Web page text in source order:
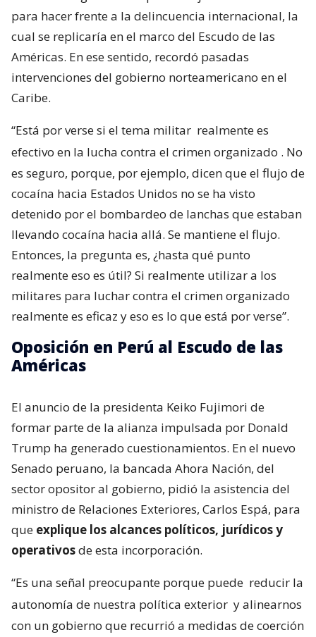
para hacer frente a la delincuencia internacional, la
cual se replicaría en el marco del Escudo de las
Américas. En ese sentido, recordó pasadas
intervenciones del gobierno norteamericano en el
Caribe.
“Está por verse si el tema militar realmente es
efectivo en la lucha contra el crimen organizado . No
es seguro, porque, por ejemplo, dicen que el flujo de
cocaína hacia Estados Unidos no se ha visto
detenido por el bombardeo de lanchas que estaban
llevando cocaína hacia allá. Se mantiene el flujo.
Entonces, la pregunta es, ¿hasta qué punto
realmente eso es útil? Si realmente utilizar a los
militares para luchar contra el crimen organizado
realmente es eficaz y eso es lo que está por verse”.
Oposición en Perú al Escudo de las
Américas
El anuncio de la presidenta Keiko Fujimori de
formar parte de la alianza impulsada por Donald
Trump ha generado cuestionamientos. En el nuevo
Senado peruano, la bancada Ahora Nación, del
sector opositor al gobierno, pidió la asistencia del
ministro de Relaciones Exteriores, Carlos Espá, para
que explique los alcances políticos, jurídicos y
operativosde esta incorporación.
“Es una señal preocupante porque puede reducir la
autonomía de nuestra política exterior y alinearnos
con un gobierno que recurrió a medidas de coerción